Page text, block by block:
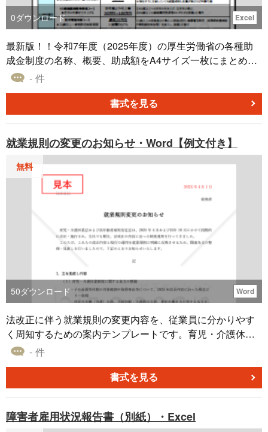
ト ・従業員のメンタルヘルスケアの強化：ストレスチェッ
クの結果を活用することで、企業全体のメンタルヘルス対
策を強化し、従業員の健康維持につなげられます。 ・法令
遵守の徹底：適切な報告を行うことで、労働安全衛生法に
準拠した企業運営を実現し、労働環境の向上を図ることが
できます。 こちらは無料でダウンロードすることができ
る、心理的な負担の程度を把握するための検査結果等報告
書です。PDFで作成されており、厚生労働省のホームペー
和7年1月1日より心理的な負担の程度を把握するための検査
結果等報告書については、電子申請（インターネット上で
の申請）が義務化となります。ただし、事情（※PCの未所
持など）により電子申請が困難な場合には、当分の間は書
面による報告（※所轄の労働基準監督署へ提出）も可能で
ンプレートの見本は、利用者の利便性向上を目的としてbiz
oceanが作成した参考例です
0ダウンロード Excel
最新版！！令和7年度（2025年度）の厚生労働省の各種助
成金制度の名称、概要、助成額をA4サイズ一枚にまとめた
一覧表です！ 利用しやすい助成金を厳選し、簡単な概要を
かな？・・・ こうしたら貰えるのか！などなど、 支給申請
への検討にご利用いただけます。 また、貴社の営業マンの
金営業に活用していただければ幸いです。 ご不明な点がご
ざいましたら遠慮なく下記までご連絡ください。 社会保険
労務士法人 経営管理センター ＨＰ：https://kanricenter.co
m/index.html E-Mail：tokyo.sr@kanricenter.com youtube:htt
ps://www.youtube.com/channel/UC2XUV6e8myV3AAQvvX
- 件
書式を見る
就業規則の変更のお知らせ・Word【例文付き】
無料
50ダウンロード Word
法改正に伴う就業規則の変更内容を、従業員に分かりやす
く周知するための案内テンプレートです。育児・介護休業
法や高年齢者雇用安定法などの改正に対応した変更点や運
直し内容、適用日、閲覧方法、問い合わせ先まで分かりや
すく整理しています。 ■就業規則の変更のお知らせとは 企
員へ周知するための文書です。制度変更の背景や具体的な
- 件
書式を見る
障害者雇用状況報告書（別紙）・Excel